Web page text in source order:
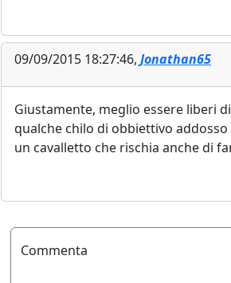
09/09/2015 18:27:46, Jonathan65
Giustamente, meglio essere liberi
qualche chilo di obbiettivo addosso
un cavalletto che rischia anche di
Commenta